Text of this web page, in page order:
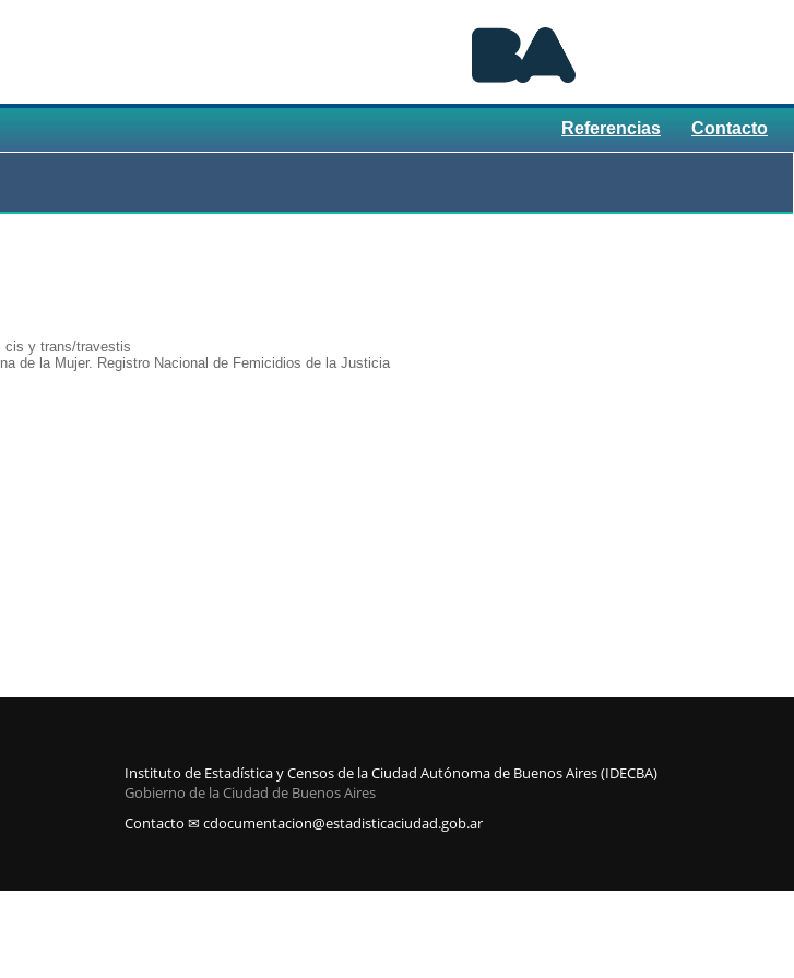
Contacto
Referencias
cis y trans/travestis
de la Mujer. Registro Nacional de Femicidios de la Justicia
Instituto de Estadística y Censos de la Ciudad Autónoma de Buenos Aires (IDECBA)
Gobierno de la Ciudad de Buenos Aires
Contacto ✉ cdocumentacion@estadisticaciudad.gob.ar